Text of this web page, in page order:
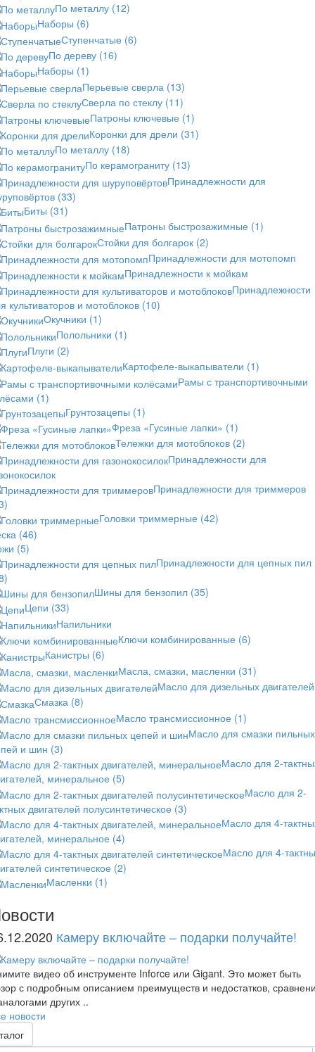
По металлу (12)
Наборы (6)
Ступенчатые (6)
По дереву (16)
Наборы (1)
Перьевые сверла (13)
Сверла по стеклу (11)
Патроны ключевые (1)
Коронки для дрели (31)
По металлу (18)
По керамограниту (13)
Принадлежности для
(33)
Биты (31)
Патроны быстрозажимные (1)
Стойки для болгарок (2)
Принадлежности для мотопомп
Принадлежности к мойкам
Принадлежности
культиваторов и мотоблоков (10)
Окучники (1)
Полольники (1)
Плуги (2)
Картофеле-выкапыватели (1)
Рамы с транспортивочными
(1)
Грунтозацепы (1)
Фреза «Гусиные лапки» (1)
Тележки для мотоблоков (2)
Принадлежности для
Принадлежности для триммеров
Головки триммерные (42)
(46)
(5)
Принадлежности для цепных пил
Шины для бензопил (35)
Цепи (33)
Напильники
Ключи комбинированные (6)
Канистры (6)
Масла, смазки, масленки (31)
Масло для дизельных двигателей
Смазка (8)
Масло трансмиссионное (1)
Масло для смазки пильных
и шин (3)
Масло для 2-
минеральное (5)
Масло для 2-
двигателей полусинтетическое (3)
Масло для 4-
минеральное (4)
Масло для 4-
синтетическое (2)
Масленки (1)
Камеру включайте – подарки получайте!
видео об инструменте Inforce или Gigant. Это может быть
с подробным описанием преимуществ и недостатков,
других ..
новости